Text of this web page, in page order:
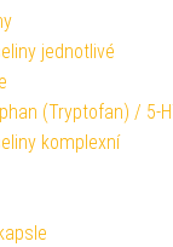
jednotlivé
(Tryptofan) / 5-
komplexní